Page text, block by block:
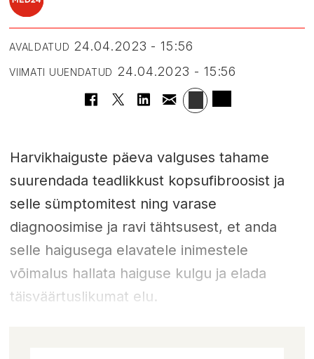
AVALDATUD 24.04.2023 - 15:56
VIIMATI UUENDATUD 24.04.2023 - 15:56
Harvikhaiguste päeva valguses tahame
suurendada teadlikkust kopsufibroosist ja
selle sümptomitest ning varase
diagnoosimise ja ravi tähtsusest, et anda
selle haigusega elavatele inimestele
võimalus hallata haiguse kulgu ja elada
täisväärtuslikumat elu.